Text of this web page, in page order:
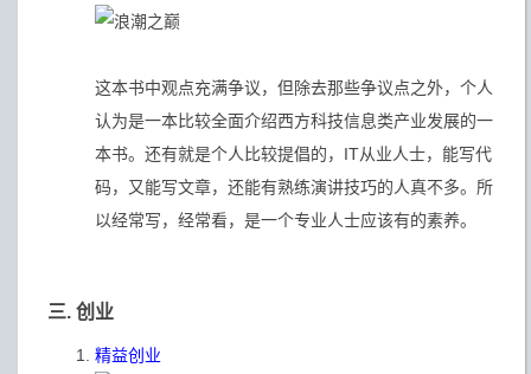
这本书中观点充满争议，但除去那些争议点之外，个人
认为是一本比较全面介绍西方科技信息类产业发展的一
本书。还有就是个人比较提倡的，IT从业人士，能写代
码，又能写文章，还能有熟练演讲技巧的人真不多。所
以经常写，经常看，是一个专业人士应该有的素养。
三. 创业
精益创业